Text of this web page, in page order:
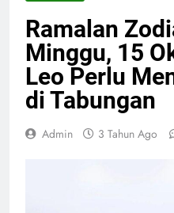
Ramalan
Minggu, 15
Leo Perlu
di Tabungan
Admin 3 Tahun Ago